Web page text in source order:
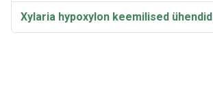
Xylaria hypoxylon keemilised ühendid